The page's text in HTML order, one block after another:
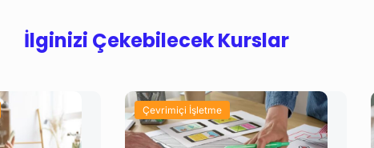
İlginizi Çekebilecek Kurslar
Çevrimiçi İşletme